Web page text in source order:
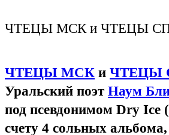
ЧТЕЦЫ МСК и ЧТЕЦЫ СПБ
ЧТЕЦЫ МСК и ЧТЕЦЫ
Уральский поэт Наум
под псевдонимом Dry Ice
счету 4 сольных